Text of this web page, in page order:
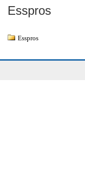
Esspros
Esspros